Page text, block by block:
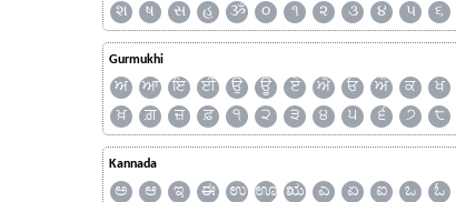
શ
ષ સ હ ૐ ૦ ૧ ૨ ૩ ૪ ૫ ૬
Gurmukhi
ਅ ਆ ਇ ਈ ਉ ਊ ਏ ਐ ਓ ਔ ਕ ਖ
ਖ਼
ਗ਼ ਜ਼ ਫ਼ ੧ ੨ ੩ ੪ ੫ ੬ ੭ ੮
Kannada
ಅ ಆ ಇ ಈ ಉ ಊ ಋ ಎ ಏ ಐ ಒ ಓ